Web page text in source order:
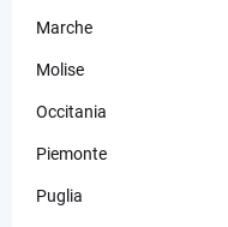
Marche
Molise
Occitania
Piemonte
Puglia